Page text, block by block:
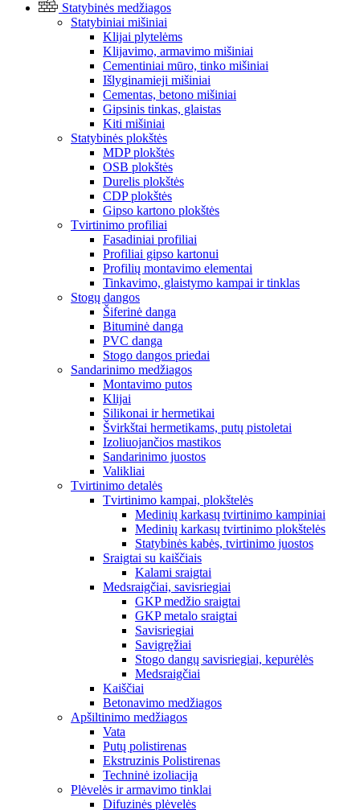
Statybinės medžiagos
Statybiniai mišiniai
Klijai plytelėms
Klijavimo, armavimo mišiniai
Cementiniai mūro, tinko mišiniai
Išlyginamieji mišiniai
Cementas, betono mišiniai
Gipsinis tinkas, glaistas
Kiti mišiniai
Statybinės plokštės
MDP plokštės
OSB plokštės
Durelis plokštės
CDP plokštės
Gipso kartono plokštės
Tvirtinimo profiliai
Fasadiniai profiliai
Profiliai gipso kartonui
Profilių montavimo elementai
Tinkavimo, glaistymo kampai ir tinklas
Stogų dangos
Šiferinė danga
Bituminė danga
PVC danga
Stogo dangos priedai
Sandarinimo medžiagos
Montavimo putos
Klijai
Silikonai ir hermetikai
Švirkštai hermetikams, putų pistoletai
Izoliuojančios mastikos
Sandarinimo juostos
Valikliai
Tvirtinimo detalės
Tvirtinimo kampai, plokštelės
Medinių karkasų tvirtinimo kampiniai
Medinių karkasų tvirtinimo plokštelės
Statybinės kabės, tvirtinimo juostos
Sraigtai su kaiščiais
Kalami sraigtai
Medsraigčiai, savisriegiai
GKP medžio sraigtai
GKP metalo sraigtai
Savisriegiai
Savigręžiai
Stogo dangų savisriegiai, kepurėlės
Medsraigčiai
Kaiščiai
Betonavimo medžiagos
Apšiltinimo medžiagos
Vata
Putų polistirenas
Ekstruzinis Polistirenas
Techninė izoliacija
Plėvelės ir armavimo tinklai
Difuzinės plėvelės